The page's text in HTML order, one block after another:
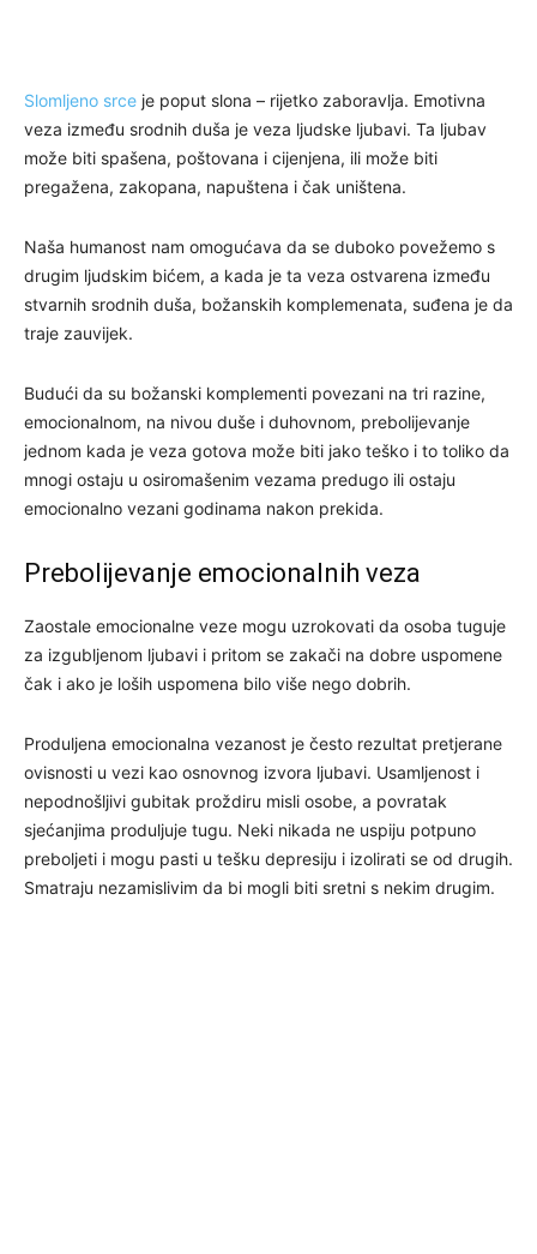
Slomljeno srce je poput slona – rijetko zaboravlja. Emotivna
veza između srodnih duša je veza ljudske ljubavi. Ta ljubav
može biti spašena, poštovana i cijenjena, ili može biti
pregažena, zakopana, napuštena i čak uništena.
Naša humanost nam omogućava da se duboko povežemo s
drugim ljudskim bićem, a kada je ta veza ostvarena između
stvarnih srodnih duša, božanskih komplemenata, suđena je da
traje zauvijek.
Budući da su božanski komplementi povezani na tri razine,
emocionalnom, na nivou duše i duhovnom, prebolijevanje
jednom kada je veza gotova može biti jako teško i to toliko da
mnogi ostaju u osiromašenim vezama predugo ili ostaju
emocionalno vezani godinama nakon prekida.
Prebolijevanje emocionalnih veza
Zaostale emocionalne veze mogu uzrokovati da osoba tuguje
za izgubljenom ljubavi i pritom se zakači na dobre uspomene
čak i ako je loših uspomena bilo više nego dobrih.
Produljena emocionalna vezanost je često rezultat pretjerane
ovisnosti u vezi kao osnovnog izvora ljubavi. Usamljenost i
nepodnošljivi gubitak proždiru misli osobe, a povratak
sjećanjima produljuje tugu. Neki nikada ne uspiju potpuno
preboljeti i mogu pasti u tešku depresiju i izolirati se od drugih.
Smatraju nezamislivim da bi mogli biti sretni s nekim drugim.